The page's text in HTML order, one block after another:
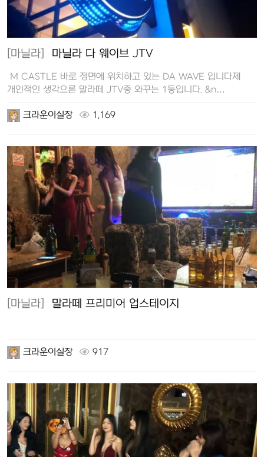
[마닐라] 마닐라 다 웨이브 JTV
M CASTLE 바로 정면에 위치하고 있는 DA WAVE 입니다제
개인적인 생각으론 말라떼 JTV중 와꾸는 1등입니다. &n…
크라운이실장 1,169
[마닐라] 말라떼 프리미어 업스테이지
크라운이실장 917